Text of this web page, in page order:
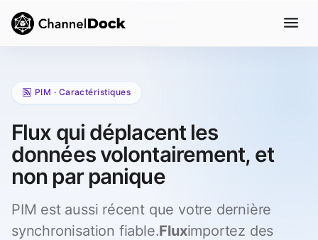
PIM · Caractéristiques
Flux qui déplacent les
données volontairement, et
non par panique
PIM est aussi récent que votre dernière
synchronisation fiable.Fluximportez des